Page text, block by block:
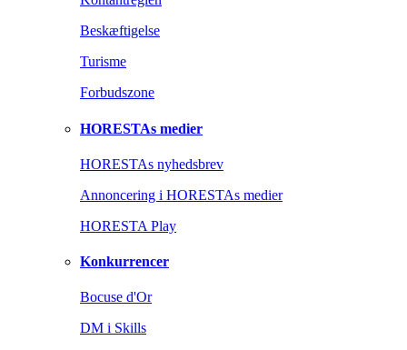
Beskæftigelse
Turisme
Forbudszone
HORESTAs medier
HORESTAs nyhedsbrev
Annoncering i HORESTAs medier
HORESTA Play
Konkurrencer
Bocuse d'Or
DM i Skills